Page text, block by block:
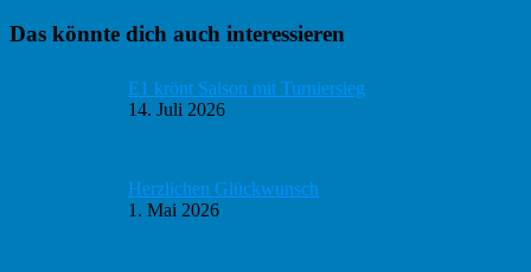
Haupt-
Das könnte dich auch interessieren
E1 krönt Saison mit Turniersieg
14. Juli 2026
Herzlichen Glückwunsch
1. Mai 2026